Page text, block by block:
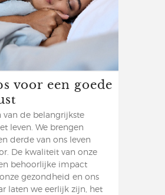
voor een goede
van de belangrijkste
leven. We brengen
derde van ons leven
De kwaliteit van onze
behoorlijke impact
gezondheid en ons
laten we eerlijk zijn, het